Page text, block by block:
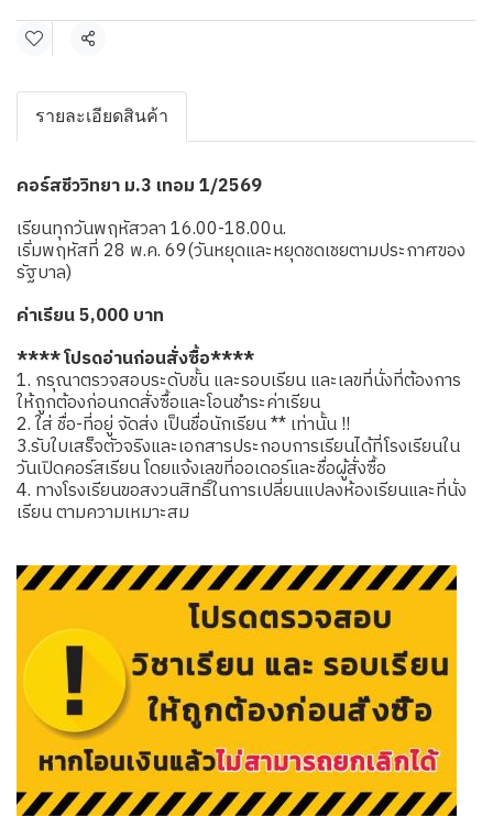
แชร์
รายละเอียดสินค้า
คอร์สชีววิทยา ม.3 เทอม 1/2569
เรียนทุกวันพฤหัสวลา 16.00-18.00น.
เริ่มพฤหัสที่ 28 พ.ค. 69(วันหยุดและหยุดชดเชยตามประกาศของ
รัฐบาล)
ค่าเรียน 5,000 บาท
**** โปรดอ่านก่อนสั่งซื้อ****
1. กรุณาตรวจสอบระดับชั้น และรอบเรียน และเลขที่นั่งที่ต้องการ
ให้ถูกต้องก่อนกดสั่งซื้อและโอนชำระค่าเรียน
2. ใส่ ชื่อ-ที่อยู่ จัดส่ง เป็นชื่อนักเรียน ** เท่านั้น !!
3.รับใบเสร็จตัวจริงและเอกสารประกอบการเรียนได้ที่โรงเรียนใน
วันเปิดคอร์สเรียน โดยแจ้งเลขที่ออเดอร์และชื่อผู้สั่งซื้อ
4. ทางโรงเรียนขอสงวนสิทธิ์ในการเปลี่ยนแปลงห้องเรียนและที่นั่ง
เรียน ตามความเหมาะสม